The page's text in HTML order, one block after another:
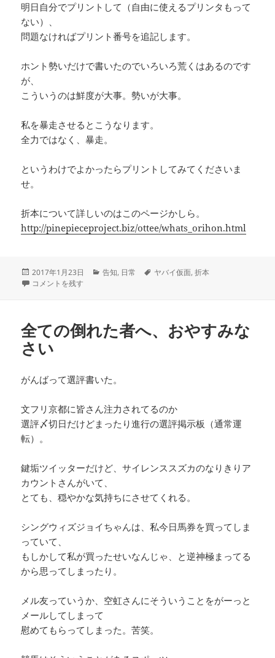
明日自分でプリントして（自由に使えるプリンタもって
ない）、
問題なければプリント番号を追記します。
ホント勢いだけで書いたのでいろいろ荒くはあるのです
が、
こういうのは鮮度が大事。勢いが大事。
私を暴走させるとこうなります。
全力ではなく、暴走。
というわけでよかったらプリントしてみてくださいま
せ。
折本について詳しいのはこのページかしら。
http://pinepieceproject.biz/ottee/whats_orihon.html
投
稿
2017年1月23日
カ
告知, 日常
タ
ヤバイ仮面,折本
勢いこわい に
コメントを残す
全ての倒れた者へ、おやすみな
さい
がんばって選評書いた。
文フリ京都に皆さん注力されてるのか
選評〆切日だけどまったり進行の選評掲示板（通常運
転）。
鍵垢ツイッターだけど、サイレンススズカのなりきりア
カウントさんがいて、
とても、穏やかな気持ちにさせてくれる。
シングウィズジョイちゃんは、私今日馬券を買ってしま
っていて、
もしかして私が買ったせいなんじゃ、と逆神極まってる
から思ってしまったり。
メル友っていうか、空虹さんにそういうことをがーっと
メールしてしまって
慰めてもらってしまった。苦笑。